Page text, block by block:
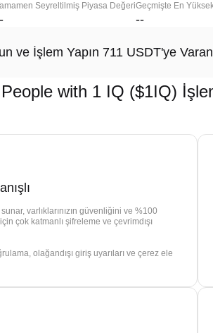
Seyreltilmiş Piyasa DeğeriGeçmişte En
--
ve İşlem Yapın 711 USDT'ye
with 1 IQ ($1IQ)
varlıklarınızın güvenliğini ve %100
çok katmanlı şifreleme ve çevrimdışı
olağandışı giriş uyarıları ve çerez ele